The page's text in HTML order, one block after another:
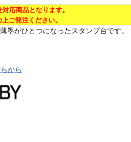
応商品となります。
ご発注ください。
墨がひとつになったスタンプ台です。
から